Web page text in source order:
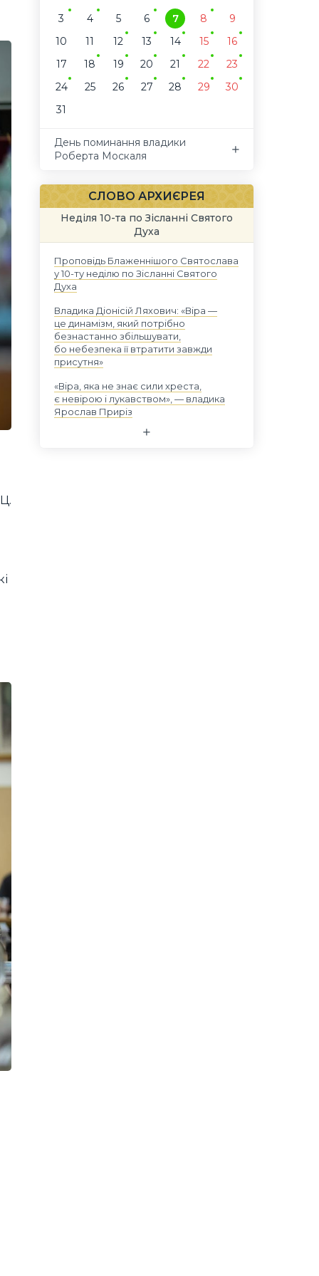
3
4 5 6 7 8
9
10
11 12 13 14 15
16
17
18 19 20 21 22
23
24
25 26 27 28 29
30
31
День поминання владики
Роберта Москаля
СЛОВО АРХИЄРЕЯ
Неділя 10-та по Зісланні Святого
Духа
Проповідь Блаженнішого Святослава
у 10-ту неділю по Зісланні Святого
Духа
Владика Діонісій Ляхович: «Віра —
це динамізм, який потрібно
безнастанно збільшувати,
бо небезпека її втратити завжди
присутня»
«Віра, яка не знає сили хреста,
є невірою і лукавством», — владика
Ярослав Приріз